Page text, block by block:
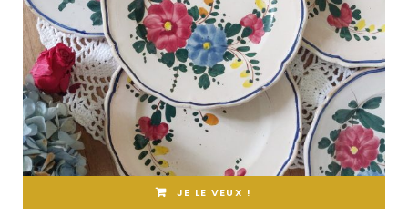
JE LE VEUX !